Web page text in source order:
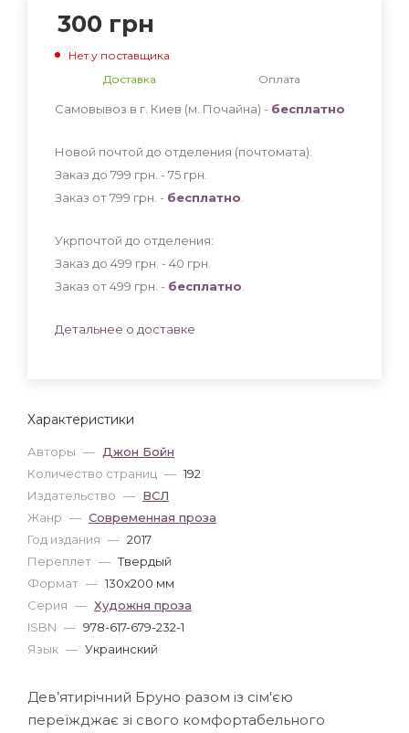
Характеристики
Авторы — Джон Бойн
Количество страниц — 192
Издательство — ВСЛ
Жанр — Современная проза
Год издания — 2017
Переплет — Твердый
Формат — 130x200 мм
Серия — Художня проза
ISBN — 978-617-679-232-1
Язык — Украинский
300 грн
Нет у поставщика
Доставка
Оплата
Самовывоз в г. Киев (м. Почайна) - бесплатно
Новой почтой до отделения (почтомата):
Заказ до 799 грн. - 75 грн
Заказ от 799 грн. - бесплатно
Укрпочтой до отделения:
Заказ до 499 грн. - 40 грн
Заказ от 499 грн. - бесплатно
Детальнее о доставке
Дев’ятирічний Бруно разом із сім'єю
переїжджає зі свого комфортабельного